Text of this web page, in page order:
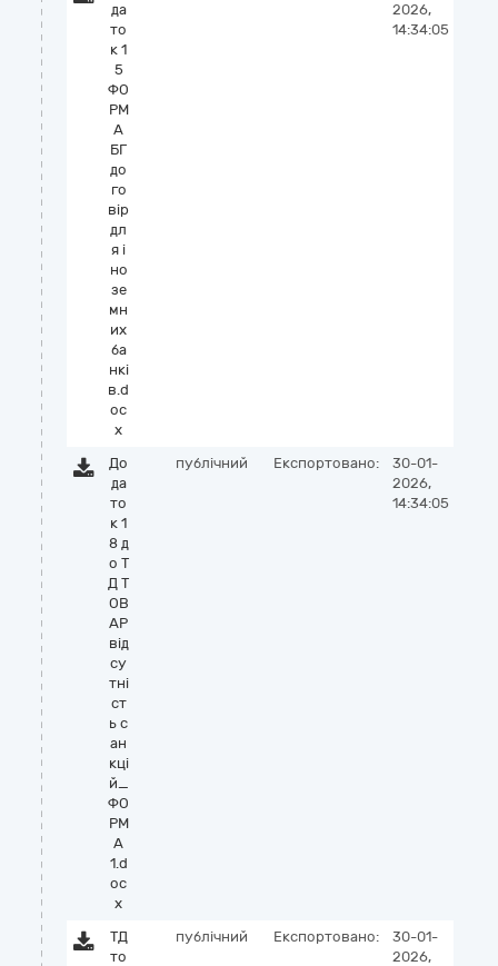
да
то
к 1
5
ФО
РМ
А
БГ
до
го
вір
дл
я і
но
зе
мн
их
ба
нкі
в.d
oc
x
2026,
14:34:05
До
да
то
к 1
8 д
о Т
Д Т
ОВ
АР
від
су
тні
ст
ь с
ан
кці
й_
ФО
РМ
А
1.d
oc
x
публічний Експортовано:
30-01-
2026,
14:34:05
ТД
то
публічний Експортовано:
30-01-
2026,